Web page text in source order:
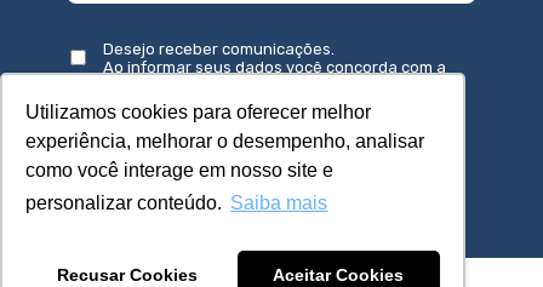
Utilizamos cookies para oferecer melhor
experiência, melhorar o desempenho, analisar
como você interage em nosso site e
personalizar conteúdo. Saiba mais
Recusar Cookies Aceitar Cookies
Desejo receber comunicações.
Ao informar seus dados você concorda com a